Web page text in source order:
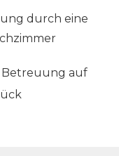
durch eine
Betreuung auf